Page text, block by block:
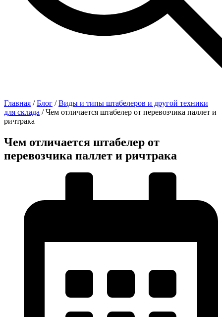
Главная /Блог /Виды и типы штабелеров и другой техники
для склада /Чем отличается штабелер от перевозчика паллет и
ричтрака
Чем отличается штабелер от
перевозчика паллет и ричтрака